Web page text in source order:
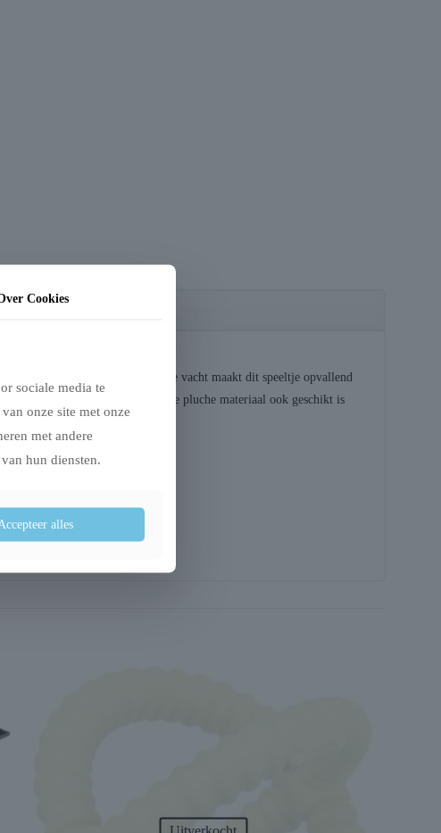
ontwerp met hoorns en lange vacht maakt dit speeltje opvallend
het spelen, terwijl het zachte pluche materiaal ook geschikt is
Cookies
sociale media te
onze site met onze
met andere
hun diensten.
alles